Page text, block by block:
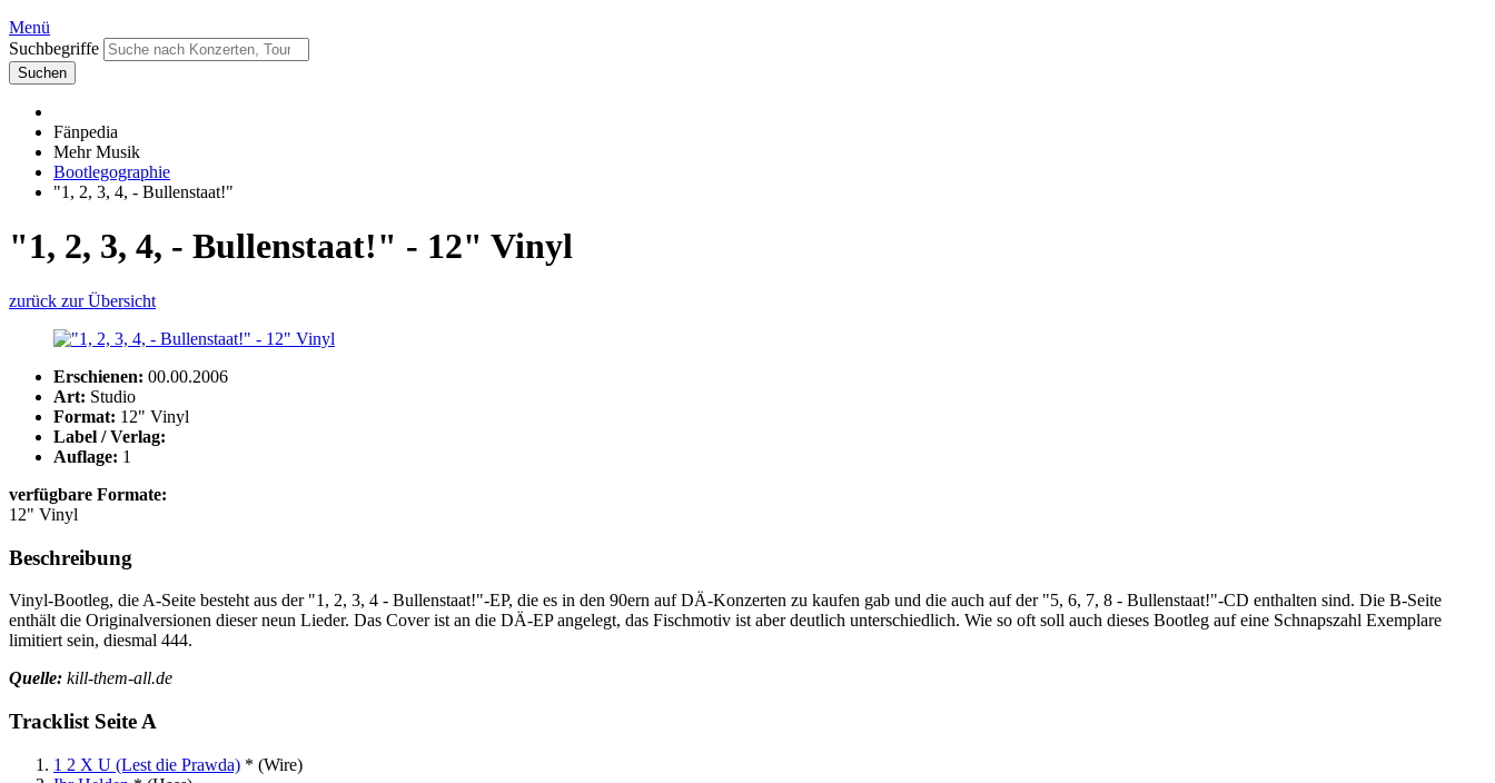
Menü
Suchbegriffe
Suchen
Fänpedia
Mehr Musik
Bootlegographie
"1, 2, 3, 4, - Bullenstaat!"
"1, 2, 3, 4, - Bullenstaat!" - 12" Vinyl
zurück zur Übersicht
Erschienen: 00.00.2006
Art: Studio
Format: 12" Vinyl
Label / Verlag:
Auflage: 1
verfügbare Formate:
12" Vinyl
Beschreibung
Vinyl-Bootleg, die A-Seite besteht aus der "1, 2, 3, 4 - Bullenstaat!"-EP, die es in den 90ern auf DÄ-Konzerten zu kaufen gab und die auch auf der "5, 6, 7, 8 - Bullenstaat!"-CD enthalten sind. Die B-Seite
enthält die Originalversionen dieser neun Lieder. Das Cover ist an die DÄ-EP angelegt, das Fischmotiv ist aber deutlich unterschiedlich. Wie so oft soll auch dieses Bootleg auf eine Schnapszahl Exemplare
limitiert sein, diesmal 444.
Quelle: kill-them-all.de
Tracklist Seite A
1 2 X U (Lest die Prawda) * (Wire)